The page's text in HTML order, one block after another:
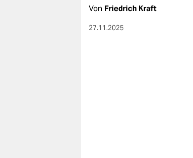
Von Friedrich Kraft
27.11.2025